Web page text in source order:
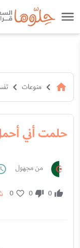
منوعات
حلمت أني
من مجهول
0
0
0